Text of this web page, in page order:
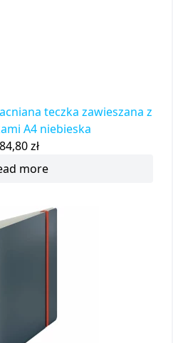
teczka zawieszana z
A4 niebieska
84,80zł
more